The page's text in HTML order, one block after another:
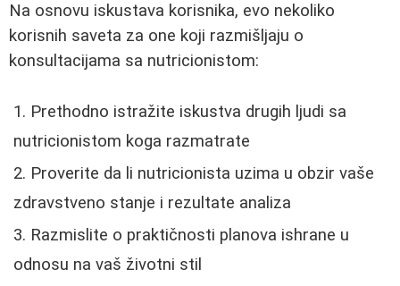
Na osnovu iskustava korisnika, evo nekoliko
korisnih saveta za one koji razmišljaju o
konsultacijama sa nutricionistom:
Prethodno istražite iskustva drugih ljudi sa
nutricionistom koga razmatrate
Proverite da li nutricionista uzima u obzir vaše
zdravstveno stanje i rezultate analiza
Razmislite o praktičnosti planova ishrane u
odnosu na vaš životni stil